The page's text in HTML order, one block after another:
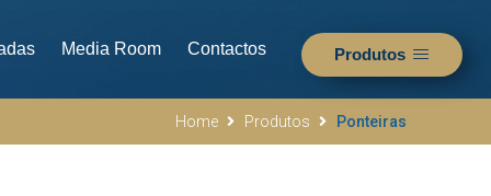
Media Room Contactos Produtos
Home Produtos Ponteiras